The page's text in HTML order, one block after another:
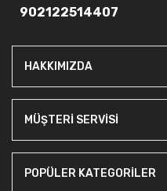
902122514407
HAKKIMIZDA
MÜŞTERİ SERVİSİ
POPÜLER KATEGORİLER